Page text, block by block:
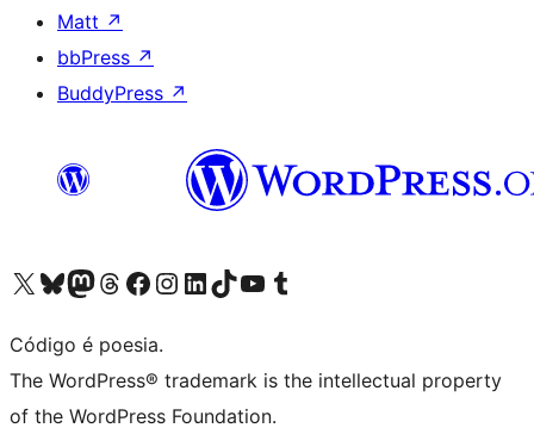
Matt ↗
bbPress ↗
BuddyPress ↗
Visite a nossa conta X (antigo Twitter)
Visit our Bluesky account
Visit our Mastodon account
Visit our Threads account
Visite a nossa página do Facebook
Visite a nossa conta no Instagram
Visite a nossa conta no LinkedIn
Visit our TikTok account
Visit our YouTube channel
Visit our Tumblr account
Código é poesia.
The WordPress® trademark is the intellectual property
of the WordPress Foundation.